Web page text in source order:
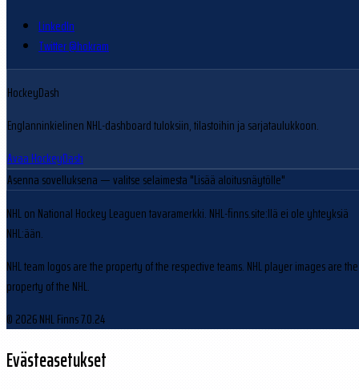
LinkedIn
Twitter @hokram
HockeyDash
Englanninkielinen NHL-dashboard tuloksiin, tilastoihin ja sarjataulukkoon.
Avaa HockeyDash
Asenna sovelluksena — valitse selaimesta "Lisää aloitusnäytölle"
NHL on National Hockey Leaguen tavaramerkki. NHL-finns.site:llä ei ole yhteyksiä
NHL:ään.
NHL team logos are the property of the respective teams. NHL player images are the
property of the NHL.
© 2026 NHL Finns7.0.24
Evästeasetukset